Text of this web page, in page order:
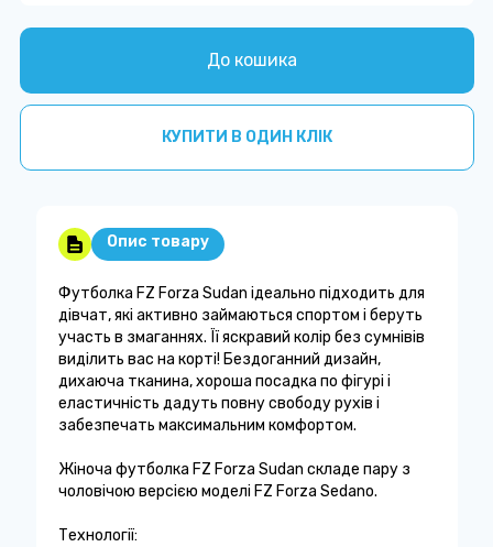
До кошика
КУПИТИ В ОДИН КЛІК
Опис товару
Футболка FZ Forza Sudan ідеально підходить для
дівчат, які активно займаються спортом і беруть
участь в змаганнях. Її яскравий колір без сумнівів
виділить вас на корті! Бездоганний дизайн,
дихаюча тканина, хороша посадка по фігурі і
еластичність дадуть повну свободу рухів і
забезпечать максимальним комфортом.
Жіноча футболка FZ Forza Sudan складе пару з
чоловічою версією моделі FZ Forza Sedano.
Технології: